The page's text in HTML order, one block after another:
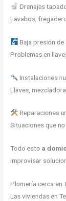
Drenajes
Lavabos,
Baja presión de
Problemas en
Instalaciones
Llaves,
Reparaciones
Situaciones que
Todo esto a
improvisar
Plomería cerca en
Las viviendas en